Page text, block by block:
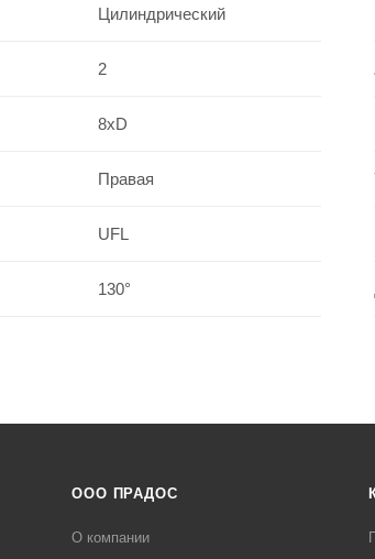
Цилиндрический
2
8xD
Правая
UFL
130°
ООО ПРАДОС
О компании